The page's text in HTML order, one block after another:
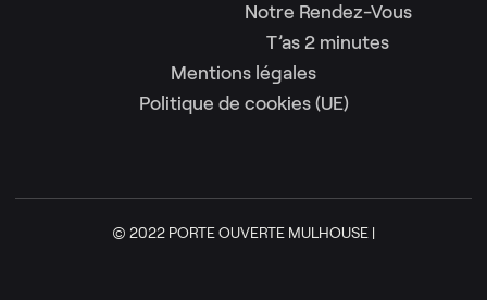
Notre Rendez-Vous
T’as 2 minutes
Mentions légales
Politique de cookies (UE)
© 2022 PORTE OUVERTE MULHOUSE |